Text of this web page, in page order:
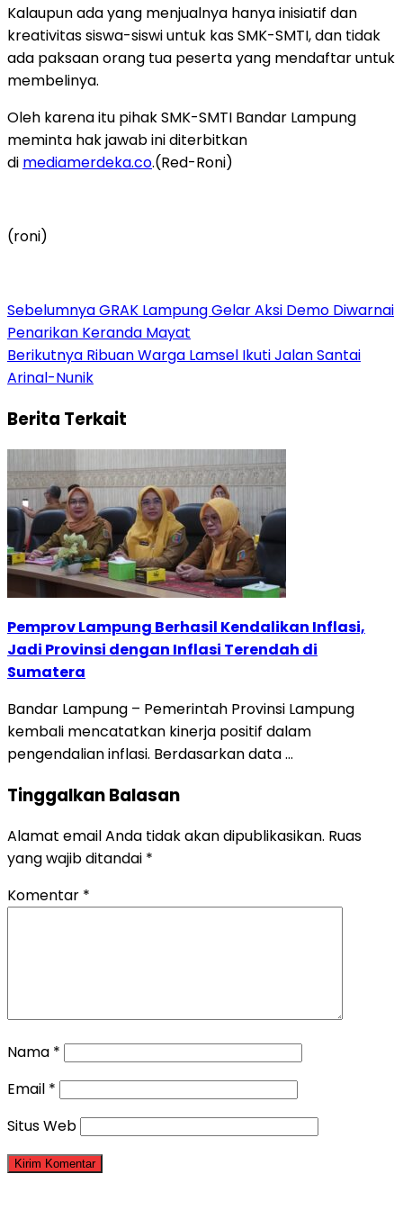
Kalaupun ada yang menjualnya hanya inisiatif dan
kreativitas siswa-siswi untuk kas SMK-SMTI, dan tidak
ada paksaan orang tua peserta yang mendaftar untuk
membelinya.
Oleh karena itu pihak SMK-SMTI Bandar Lampung
meminta hak jawab ini diterbitkan
di mediamerdeka.co.(Red-Roni)
(roni)
SebelumnyaGRAK Lampung Gelar Aksi Demo Diwarnai
Penarikan Keranda Mayat
Berikutnya Ribuan Warga Lamsel Ikuti Jalan Santai
Arinal-Nunik
Berita Terkait
Pemprov Lampung Berhasil Kendalikan Inflasi,
Jadi Provinsi dengan Inflasi Terendah di
Sumatera
Bandar Lampung – Pemerintah Provinsi Lampung
kembali mencatatkan kinerja positif dalam
pengendalian inflasi. Berdasarkan data …
Tinggalkan Balasan
Alamat email Anda tidak akan dipublikasikan. Ruas
yang wajib ditandai *
Komentar *
Nama *
Email *
Situs Web